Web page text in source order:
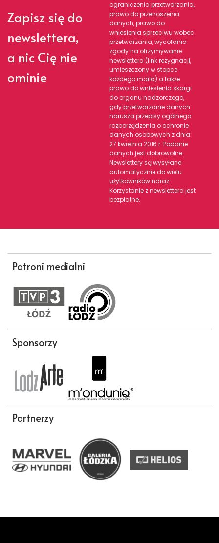
Zapisz się do
newslettera,
a nic Cię nie
ominie
ograniczenia przetwarzania,
prawo do przenoszenia
danych, prawo do
wniesienia sprzeciwu wobec
przetwarzania, wycofania
zgody na otrzymywanie
newslettera (link rezygnacji,
umieszczony w stopce
każdego maila) a także
prawo do wniesienia skargi
do organu nadzorczego,
gdy przetwarzanie danych
narusza przepisy ogólnego
rozporządzenia o ochronie
danych osobowych z dnia
27 kwietnia 2016 r. Podanie
danych jest dobrowolne.
Newslettery są wysyłane
automatycznie do wielu
użytkowników naraz.
Korzystanie z newslettera jest
bezpłatne.
Patroni medialni
Sponsorzy
Partnerzy